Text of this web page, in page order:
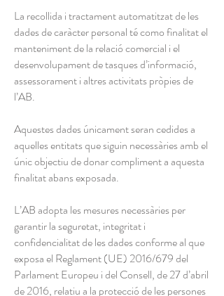
La recollida i tractament automatitzat de les
dades de caràcter personal té como finalitat el
manteniment de la relació comercial i el
desenvolupament de tasques d’informació,
assessorament i altres activitats pròpies de
l’AB.
Aquestes dades únicament seran cedides a
aquelles entitats que siguin necessàries amb el
únic objectiu de donar compliment a aquesta
finalitat abans exposada.
L’AB adopta les mesures necessàries per
garantir la seguretat, integritat i
confidencialitat de les dades conforme al que
exposa el Reglament (UE) 2016/679 del
Parlament Europeu i del Consell, de 27 d’abril
de 2016, relatiu a la protecció de les persones